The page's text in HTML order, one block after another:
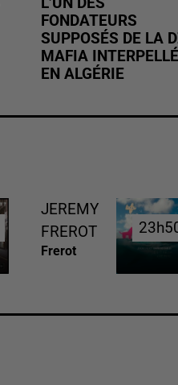
FONDATEURS
SUPPOSÉS DE LA
MAFIA INTERPELLÉ
EN ALGÉRIE
JEREMY
FREROT
Frerot